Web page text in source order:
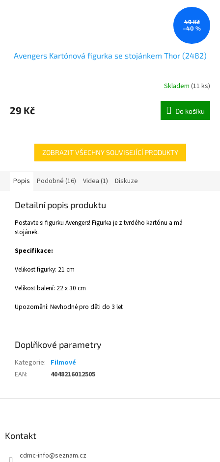
49 Kč
–40 %
Avengers Kartónová figurka se stojánkem Thor (2482)
Skladem (11 ks)
29 Kč Do košíku
ZOBRAZIT VŠECHNY SOUVISEJÍCÍ PRODUKTY
Popis Podobné (16) Videa (1) Diskuze
Detailní popis produktu
Postavte si figurku Avengers! Figurka je z tvrdého kartónu a má
stojánek.
Specifikace:
Velikost figurky: 21 cm
Velikost balení: 22 x 30 cm
Upozornění: Nevhodné pro děti do 3 let
Doplňkové parametry
Kategorie: Filmové
EAN: 4048216012505
Kontakt
cdmc-info@seznam.cz